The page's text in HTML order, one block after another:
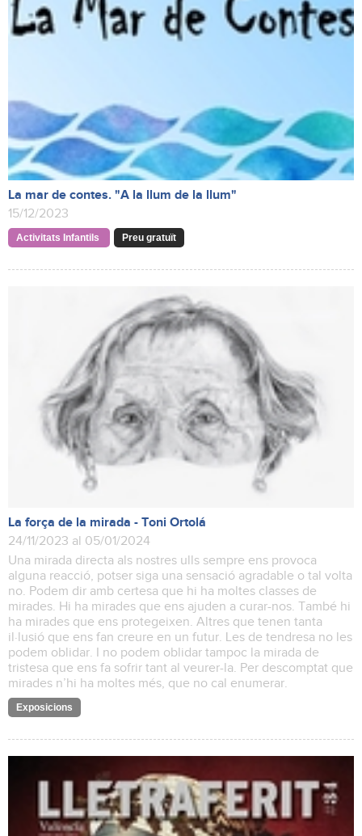
La mar de contes. "A la llum de la llum"
15/12/2023
Activitats Infantils Preu gratuït
La força de la mirada - Toni Ortolá
24/11/2023 al 05/01/2024
Una mirada directa als nostres ulls sempre ens provoca
alguna reacció, potser siga una sensació agradable o tal volta
no. Podem dir amb certesa que hi ha moltes classes de
mirades. Hi ha mirades que ens ajuden a curar-nos. També hi
ha mirades que ens protegeixen. Altres que tenen tanta
il·lusió que ens fan creure en un futur. Les de tendresa no les
podem oblidar. I no podem oblidar tampoc la mirada de
tristesa que ens fa sofrir tant al veurer-la. Per descomptat que
mirades n’hi ha moltes més, que no cal enumerar.
Exposicions